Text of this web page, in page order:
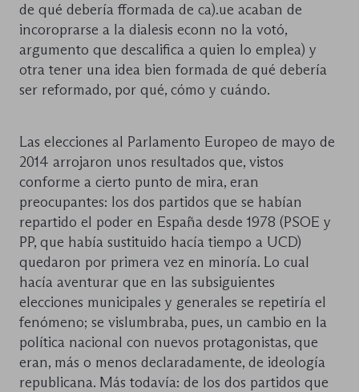
de qué debería fformada de ca).ue acaban de
incoroprarse a la dialesis econn no la votó,
argumento que descalifica a quien lo emplea) y
otra tener una idea bien formada de qué debería
ser reformado, por qué, cómo y cuándo.
Las elecciones al Parlamento Europeo de mayo de
2014 arrojaron unos resultados que, vistos
conforme a cierto punto de mira, eran
preocupantes: los dos partidos que se habían
repartido el poder en España desde 1978 (PSOE y
PP, que había sustituido hacía tiempo a UCD)
quedaron por primera vez en minoría. Lo cual
hacía aventurar que en las subsiguientes
elecciones municipales y generales se repetiría el
fenómeno; se vislumbraba, pues, un cambio en la
política nacional con nuevos protagonistas, que
eran, más o menos declaradamente, de ideología
republicana. Más todavía: de los dos partidos que